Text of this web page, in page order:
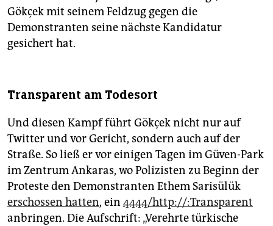
Gökçek mit seinem Feldzug gegen die
Demonstranten seine nächste Kandidatur
gesichert hat.
Transparent am Todesort
Und diesen Kampf führt Gökçek nicht nur auf
Twitter und vor Gericht, sondern auch auf der
Straße. So ließ er vor einigen Tagen im Güven-Park
im Zentrum Ankaras, wo Polizisten zu Beginn der
Proteste den Demonstranten Ethem Sarisülük
erschossen hatten, ein 4444/http://:Transparent
anbringen. Die Aufschrift: „Verehrte türkische